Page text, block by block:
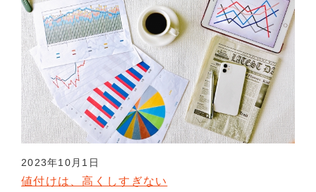
2023年10月1日
値付けは、高くしすぎない